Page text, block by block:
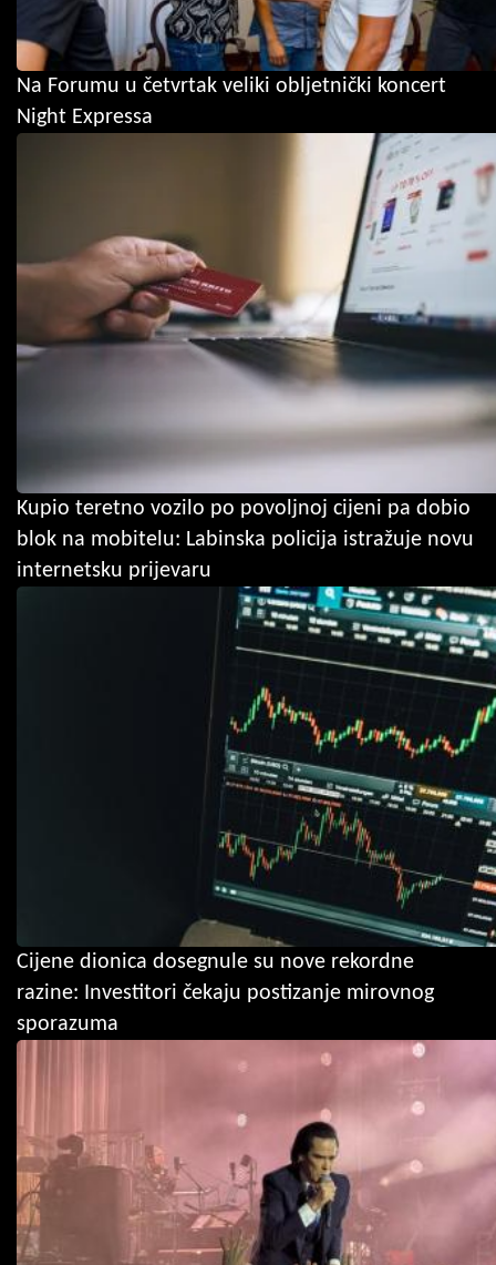
Na Forumu u četvrtak veliki obljetnički koncert
Night Expressa
Kupio teretno vozilo po povoljnoj cijeni pa dobio
blok na mobitelu: Labinska policija istražuje novu
internetsku prijevaru
Cijene dionica dosegnule su nove rekordne
razine: Investitori čekaju postizanje mirovnog
sporazuma